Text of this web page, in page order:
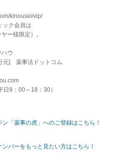
kinousei/vip/
ク会員は
ー様限定）。
ウ
元] 薬事法ドットコム
9：00～18：30）
「薬事の虎」へのご登録はこちら！
バーをもっと見たい方はこちら！